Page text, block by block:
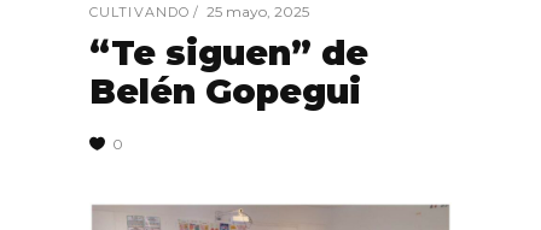
CULTIVANDO 25 mayo, 2025
“Te siguen” de
Belén Gopegui
0